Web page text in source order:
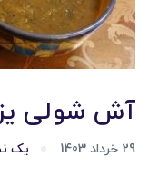
آش شولی
29 خرداد 1403 یک